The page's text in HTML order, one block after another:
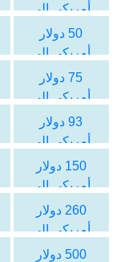
أمريكي الى
الليرة السورية
50 دولار
أمريكي الى
الليرة السورية
75 دولار
أمريكي الى
الليرة السورية
93 دولار
أمريكي الى
الليرة السورية
150 دولار
أمريكي الى
الليرة السورية
260 دولار
أمريكي الى
الليرة السورية
500 دولار